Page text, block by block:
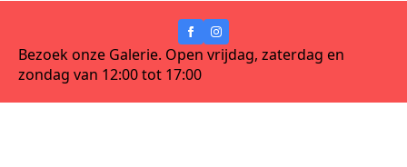
Bezoek onze Galerie. Open vrijdag, zaterdag en
zondag van 12:00 tot 17:00